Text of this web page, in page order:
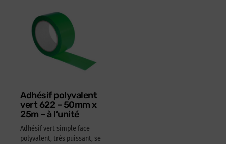
Adhésif polyvalent
vert 622 – 50mm x
25m – à l’unité
Adhésif vert simple face
polyvalent, très puissant, se